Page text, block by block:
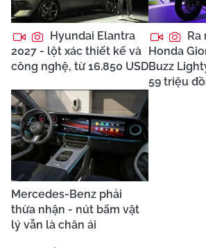
Hyundai Elantra
2027 - lột xác thiết kế và
công nghệ, từ 16.850 USD
Ra
Honda
Buzz
59 triệu
Mercedes-Benz phải
thừa nhận - nút bấm vật
lý vẫn là chân ái